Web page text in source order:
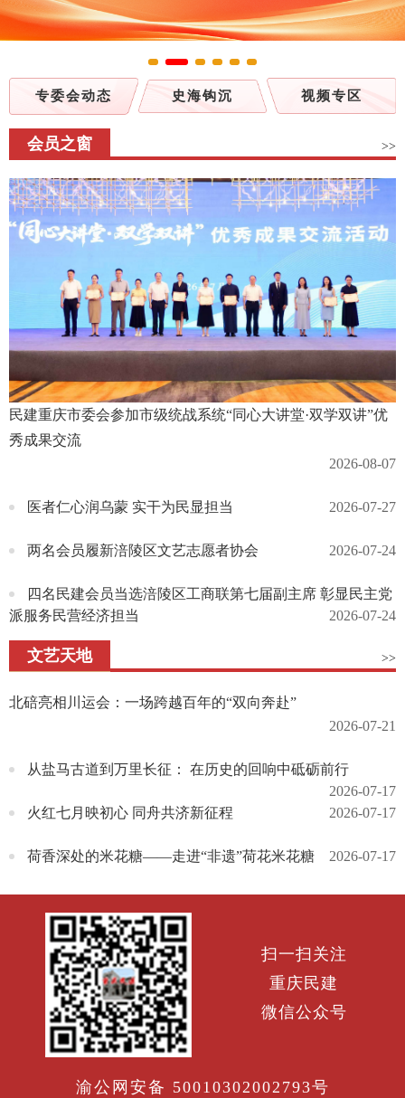
专委会动态 史海钩沉 视频专区
会员之窗 >>
民建重庆市委会参加市级统战系统“同心大讲堂·双学双讲”优
秀成果交流
2026-08-07
医者仁心润乌蒙 实干为民显担当 2026-07-27
两名会员履新涪陵区文艺志愿者协会 2026-07-24
四名民建会员当选涪陵区工商联第七届副主席 彰显民主党
派服务民营经济担当
2026-07-24
文艺天地 >>
北碚亮相川运会：一场跨越百年的“双向奔赴”
2026-07-21
从盐马古道到万里长征： 在历史的回响中砥砺前行
2026-07-17
火红七月映初心 同舟共济新征程
2026-07-17
荷香深处的米花糖——走进“非遗”荷花米花糖 2026-07-17
扫一扫关注
重庆民建
微信公众号
渝公网安备 50010302002793号